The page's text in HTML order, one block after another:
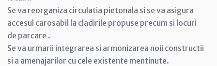
Se va reorganiza circulatia pietonala si se va asigura
accesul carosabil la cladirile propuse precum si locuri
de parcare .
Se va urmarii integrarea si armonizarea noii constructii
si a amenajarilor cu cele existente mentinute.